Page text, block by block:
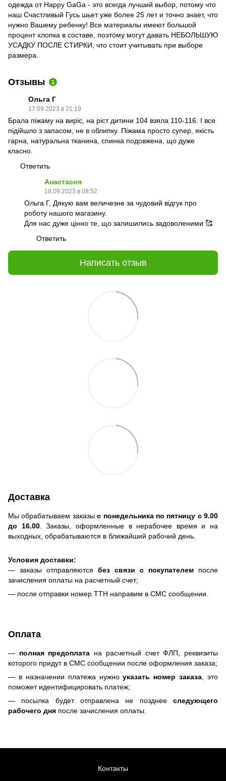
одежда от Happy GaGa - это всегда лучший выбор, потому что
наш Счастливый Гусь шьет уже более 25 лет и точно знает, что
нужно Вашему ребенку! Все материалы имеют большой
процент хлопка в составе, поэтому могут давать НЕБОЛЬШУЮ
УСАДКУ ПОСЛЕ СТИРКИ, что стоит учитывать при выборе
размера.
Отзывы 1
Ольга Г
17.09.2023 в 21:19
Брала піжаму на виріс, на ріст дитини 104 взяла 110-116. І все
підійшло з запасом, не в облипку. Піжама просто супер, якість
гарна, натуральна тканина, спинка подовжена, що дуже
класно.
Ответить
Анастасия
18.09.2023 в 08:52
Ольга Г, Дякую вам величезне за чудовий відгук про
роботу нашого магазину.
Для нас дуже цінно те, що залишились задоволеними 🥰
Ответить
Написать отзыв
Доставка
Мы обрабатываем заказыс понедельника по пятницу с 9.00
до 16.00. Заказы, оформленные в нерабочее время и на
выходных, обрабатываются в ближайший рабочий день.
Условия доставки:
— заказы отправляются без связи с покупателем после
зачисления оплаты на расчетный счет;
— после отправки номер ТТН направим в СМС сообщении.
Оплата
— полная предоплата на расчетный счет ФЛП, реквизиты
которого придут в СМС сообщении после оформления заказа;
— в назначении платежа нужноуказать номер заказа, это
поможет идентифицировать платеж;
— посылка будет отправлена не позднее следующего
рабочего дня после зачисления оплаты.
Контакты